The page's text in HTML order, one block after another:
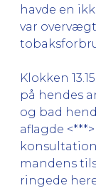
havde en
var
Klokken
på hendes
og bad
aflagde
mandens
ringede